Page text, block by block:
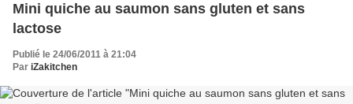
Mini quiche au saumon sans gluten et sans
lactose
Publié le 24/06/2011 à 21:04
Par iZakitchen